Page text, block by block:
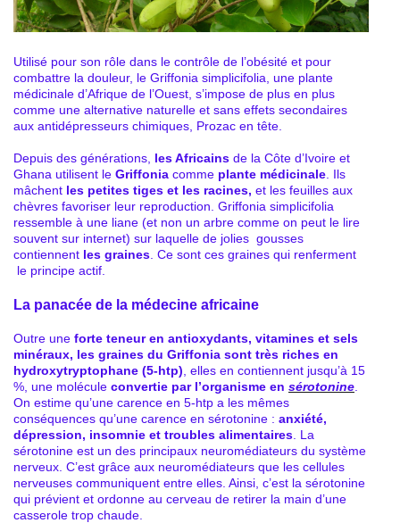
Utilisé pour son rôle dans le contrôle de l’obésité et pour
combattre la douleur, le Griffonia simplicifolia, une plante
médicinale d’Afrique de l’Ouest, s’impose de plus en plus
comme une alternative naturelle et sans effets secondaires
aux antidépresseurs chimiques, Prozac en tête.
Depuis des générations, les Africains de la Côte d’Ivoire et
Ghana utilisent le Griffonia comme plante médicinale . Ils
mâchent les petites tiges et les racines, et les feuilles aux
chèvres favoriser leur reproduction. Griffonia simplicifolia
ressemble à une liane (et non un arbre comme on peut le lire
souvent sur internet) sur laquelle de jolies gousses
contiennent les graines . Ce sont ces graines qui renferment
le principe actif.
La panacée de la médecine africaine
Outre une forte teneur en antioxydants, vitamines et sels
minéraux, les graines du Griffonia sont très riches en
hydroxytryptophane (5-htp) , elles en contiennent jusqu’à 15
%, une molécule convertie par l’organisme en sérotonine
On estime qu’une carence en 5-htp a les mêmes
conséquences qu’une carence en sérotonine : anxiété,
dépression, insomnie et troubles alimentaires . La
sérotonine est un des principaux neuromédiateurs du système
nerveux. C’est grâce aux neuromédiateurs que les cellules
nerveuses communiquent entre elles. Ainsi, c’est la sérotonine
qui prévient et ordonne au cerveau de retirer la main d’une
casserole trop chaude.